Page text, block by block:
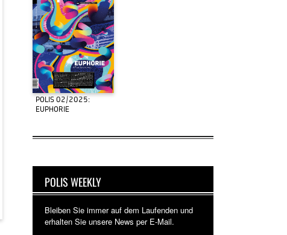
POLIS 02/2025:
EUPHORIE
POLIS WEEKLY
Bleiben Sie immer auf dem Laufenden und
erhalten Sie unsere News per E-Mail.